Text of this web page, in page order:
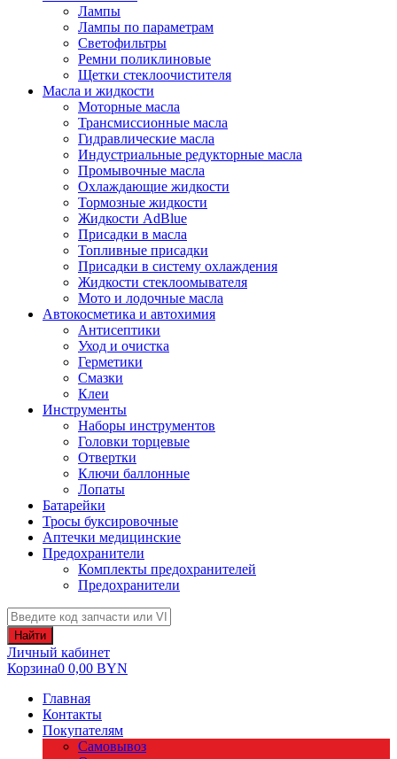
Лампы
Лампы по параметрам
Светофильтры
Ремни поликлиновые
Щетки стеклоочистителя
Масла и жидкости
Моторные масла
Трансмиссионные масла
Гидравлические масла
Индустриальные редукторные масла
Промывочные масла
Охлаждающие жидкости
Тормозные жидкости
Жидкости AdBlue
Присадки в масла
Топливные присадки
Присадки в систему охлаждения
Жидкости стеклоомывателя
Мото и лодочные масла
Автокосметика и автохимия
Антисептики
Уход и очистка
Герметики
Смазки
Клеи
Инструменты
Наборы инструментов
Головки торцевые
Отвертки
Ключи баллонные
Лопаты
Батарейки
Тросы буксировочные
Аптечки медицинские
Предохранители
Комплекты предохранителей
Предохранители
Найти
Личный кабинет
Корзина0 0,00 BYN
Главная
Контакты
Покупателям
Самовывоз